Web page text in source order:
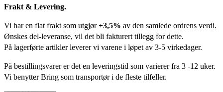
Frakt & Levering.
Vi har en flat frakt som utgjør+3,5% av den samlede ordrens verdi.
Ønskes del-leveranse, vil det bli fakturert tillegg for dette.
På lagerførte artikler leverer vi varene i løpet av 3-5 virkedager.
På bestillingsvarer er det en leveringstid som varierer fra 3 -12 uker.
Vi benytter Bring som transportør i de fleste tilfeller.